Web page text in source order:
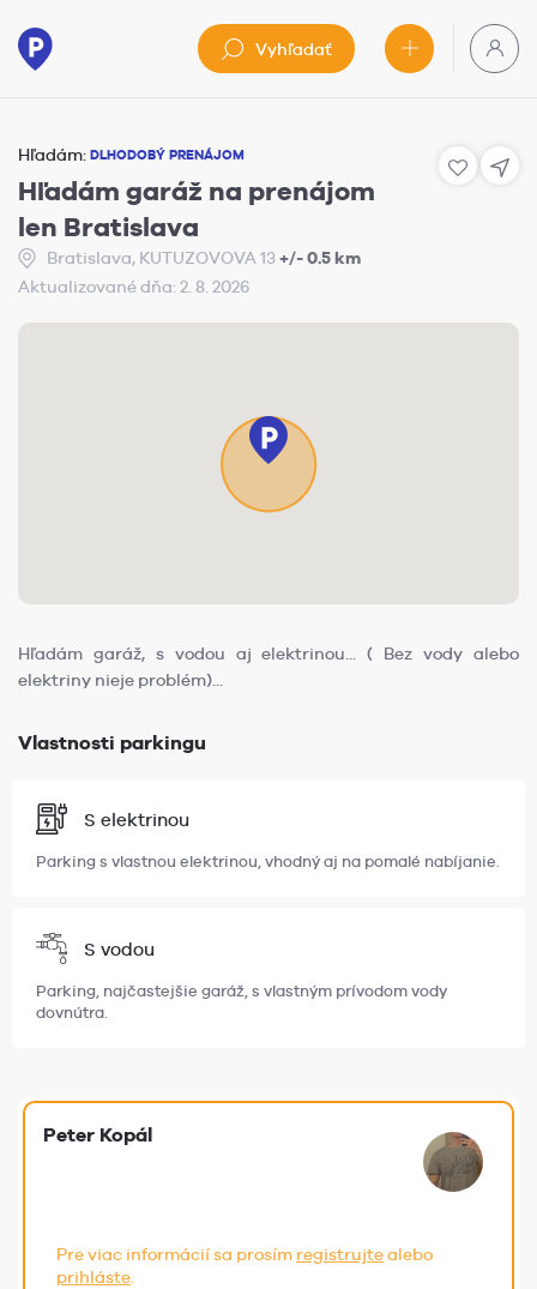
Vyhľadať
Hľadám: DLHODOBÝ PRENÁJOM
Hľadám garáž na prenájom
len Bratislava
Bratislava, KUTUZOVOVA 13+/- 0.5 km
Aktualizované dňa: 2. 8. 2026
Hľadám garáž, s vodou aj elektrinou... ( Bez vody alebo
elektriny nieje problém)...
Vlastnosti parkingu
S elektrinou
Parking s vlastnou elektrinou, vhodný aj na pomalé nabíjanie.
S vodou
Parking, najčastejšie garáž, s vlastným prívodom vody
dovnútra.
Peter Kopál
Pre viac informácií sa prosím registrujtealebo
prihláste